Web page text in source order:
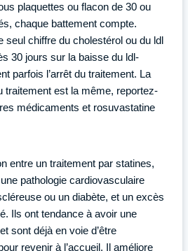
plaquettes ou flacon de 30 ou
chaque battement compte.
seul chiffre du cholestérol ou du ldl
30 jours sur la baisse du ldl-
parfois l’arrêt du traitement. La
traitement est la même, reportez-
médicaments et rosuvastatine
entre un traitement par statines,
pathologie cardiovasculaire
ou un diabète, et un excès
Ils ont tendance à avoir une
sont déjà en voie d’être
revenir à l’accueil. Il améliore